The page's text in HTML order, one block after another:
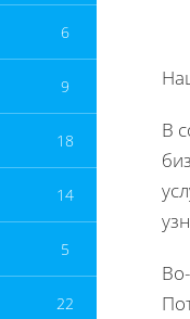
6
9
18
14
5
22
В